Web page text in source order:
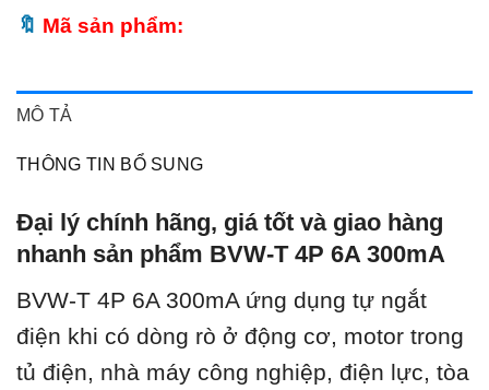
Mã sản phẩm:
MÔ TẢ
THÔNG TIN BỔ SUNG
Đại lý chính hãng, giá tốt và giao hàng
nhanh sản phẩm BVW-T 4P 6A 300mA
BVW-T 4P 6A 300mA ứng dụng tự ngắt
điện khi có dòng rò ở động cơ, motor trong
tủ điện, nhà máy công nghiệp, điện lực, tòa